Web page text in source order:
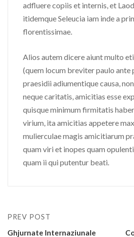
adfluere copiis et internis, et
itidemque Seleucia iam inde a
florentissimae.
Alios autem dicere aiunt multo
(quem locum breviter paulo ante
praesidii adiumentique causa,
neque caritatis, amicitias esse
quisque minimum firmitatis
virium, ita amicitias appetere
mulierculae magis amicitiarum
quam viri et inopes quam
quam ii qui putentur beati.
PREV POST
Ghjurnate Internaziunale